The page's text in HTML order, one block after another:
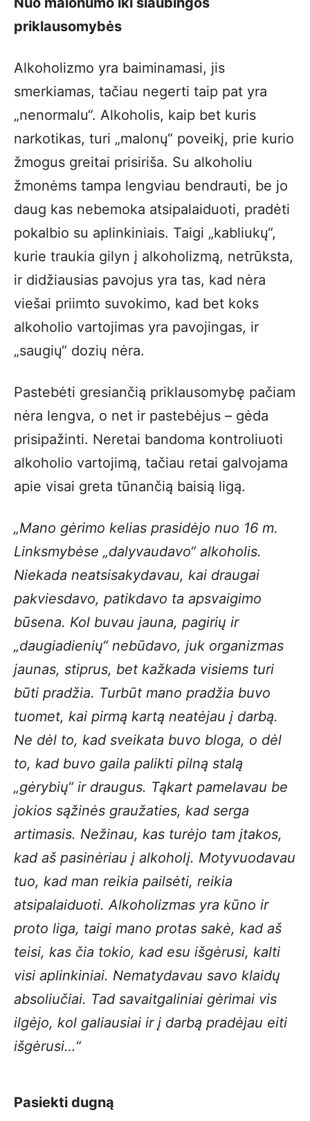
priklausomybės
Alkoholizmo yra baiminamasi, jis
smerkiamas, tačiau negerti taip pat yra
„nenormalu“. Alkoholis, kaip bet kuris
narkotikas, turi „malonų“ poveikį, prie kurio
žmogus greitai prisiriša. Su alkoholiu
žmonėms tampa lengviau bendrauti, be jo
daug kas nebemoka atsipalaiduoti, pradėti
pokalbio su aplinkiniais. Taigi „kabliukų“,
kurie traukia gilyn į alkoholizmą, netrūksta,
ir didžiausias pavojus yra tas, kad nėra
viešai priimto suvokimo, kad bet koks
alkoholio vartojimas yra pavojingas, ir
„saugių“ dozių nėra.
Pastebėti gresiančią priklausomybę pačiam
nėra lengva, o net ir pastebėjus – gėda
prisipažinti. Neretai bandoma kontroliuoti
alkoholio vartojimą, tačiau retai galvojama
apie visai greta tūnančią baisią ligą.
„Mano gėrimo kelias prasidėjo nuo 16 m.
Linksmybėse „dalyvaudavo“ alkoholis.
Niekada neatsisakydavau, kai draugai
pakviesdavo, patikdavo ta apsvaigimo
būsena. Kol buvau jauna, pagirių ir
„daugiadienių“ nebūdavo, juk organizmas
jaunas, stiprus, bet kažkada visiems turi
būti pradžia. Turbūt mano pradžia buvo
tuomet, kai pirmą kartą neatėjau į darbą.
Ne dėl to, kad sveikata buvo bloga, o dėl
to, kad buvo gaila palikti pilną stalą
„gėrybių“ ir draugus. Tąkart pamelavau be
jokios sąžinės graužaties, kad serga
artimasis. Nežinau, kas turėjo tam įtakos,
kad aš pasinėriau į alkoholį. Motyvuodavau
tuo, kad man reikia pailsėti, reikia
atsipalaiduoti. Alkoholizmas yra kūno ir
proto liga, taigi mano protas sakė, kad aš
teisi, kas čia tokio, kad esu išgėrusi, kalti
visi aplinkiniai. Nematydavau savo klaidų
absoliučiai. Tad savaitgaliniai gėrimai vis
ilgėjo, kol galiausiai ir į darbą pradėjau eiti
išgėrusi…“
Pasiekti dugną